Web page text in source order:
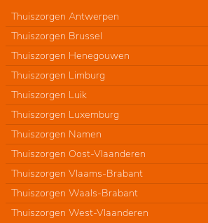
Thuiszorgen Antwerpen
Thuiszorgen Brussel
Thuiszorgen Henegouwen
Thuiszorgen Limburg
Thuiszorgen Luik
Thuiszorgen Luxemburg
Thuiszorgen Namen
Thuiszorgen Oost-Vlaanderen
Thuiszorgen Vlaams-Brabant
Thuiszorgen Waals-Brabant
Thuiszorgen West-Vlaanderen